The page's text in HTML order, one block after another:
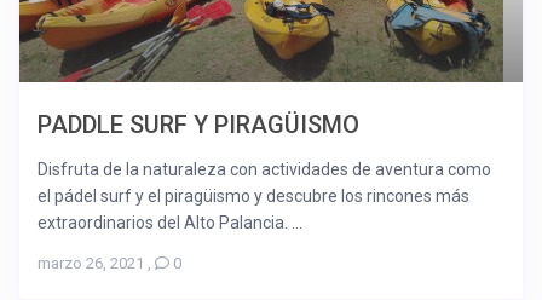
PADDLE SURF Y PIRAGÜISMO
Disfruta de la naturaleza con actividades de aventura como
el pádel surf y el piragüismo y descubre los rincones más
extraordinarios del Alto Palancia. ...
marzo 26, 2021 , 0